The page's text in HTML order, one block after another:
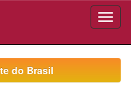
do Brasil